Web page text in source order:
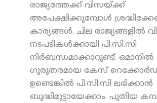
രാജ്യത്തേക്ക് വിസയ്ക്ക്
അപേക്ഷിക്കുമ്പോള്‍
കാര്യങ്ങള്‍. ചില രാജ്യങ്ങളില്‍
നടപടികള്‍ക്കായി പി.സി.സി
നിര്‍ബന്ധമാക്കാറുണ്ട്. ഒമാനില്‍
ഗുരുതരമായ കേസ്
ഉണ്ടെങ്കില്‍ പി.സി.സി ലഭിക്കാന്‍
ബുദ്ധിമുട്ടായേക്കാം. പുതിയ